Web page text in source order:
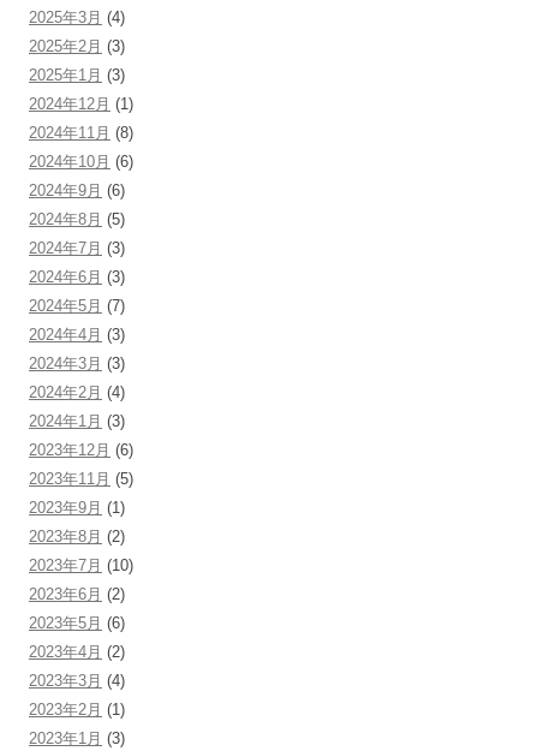
2025年3月 (4)
2025年2月 (3)
2025年1月 (3)
2024年12月 (1)
2024年11月 (8)
2024年10月 (6)
2024年9月 (6)
2024年8月 (5)
2024年7月 (3)
2024年6月 (3)
2024年5月 (7)
2024年4月 (3)
2024年3月 (3)
2024年2月 (4)
2024年1月 (3)
2023年12月 (6)
2023年11月 (5)
2023年9月 (1)
2023年8月 (2)
2023年7月 (10)
2023年6月 (2)
2023年5月 (6)
2023年4月 (2)
2023年3月 (4)
2023年2月 (1)
2023年1月 (3)